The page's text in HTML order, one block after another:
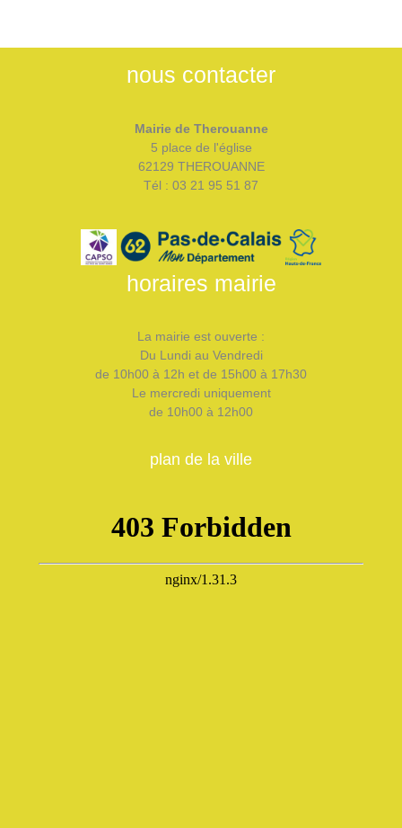
nous contacter
Mairie de Therouanne
5 place de l'église
62129 THEROUANNE
Tél : 03 21 95 51 87
horaires mairie
La mairie est ouverte :
Du Lundi au Vendredi
de 10h00 à 12h et de 15h00 à 17h30
Le mercredi uniquement
de 10h00 à 12h00
plan de la ville